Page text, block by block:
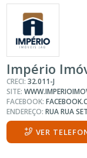
Império
CRECI:32.011-J
SITE:
FACEBOOK:
ENDEREÇO:RUA RUA
VER